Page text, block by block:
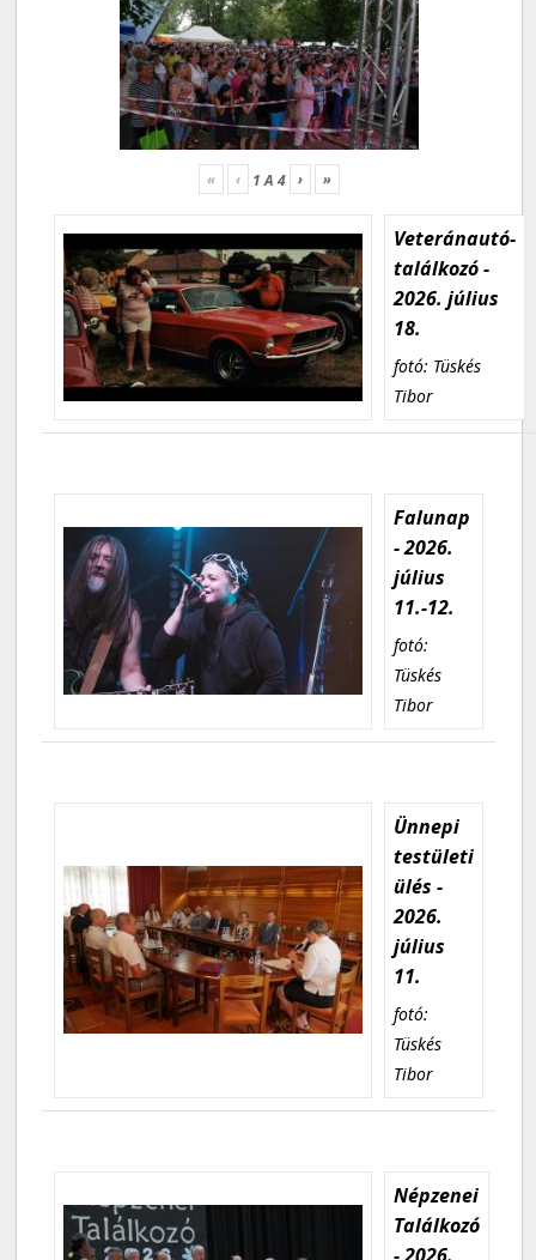
« ‹ 1A 4 › »
Veteránautó-
találkozó -
2026. július
18.
fotó: Tüskés
Tibor
Falunap
- 2026.
július
11.-12.
fotó:
Tüskés
Tibor
Ünnepi
testületi
ülés -
2026.
július
11.
fotó:
Tüskés
Tibor
Népzenei
Találkozó